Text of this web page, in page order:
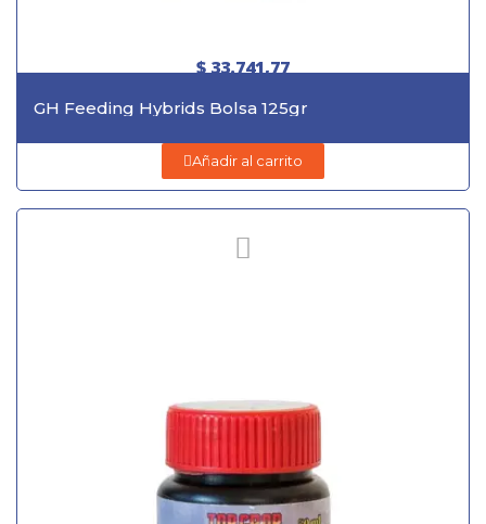
$ 33.741,77
GH Feeding Hybrids Bolsa 125gr
Añadir al carrito